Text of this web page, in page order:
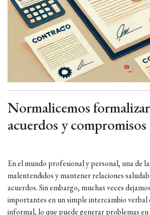
Normalicemos
acuerdos y compromisos
En el mundo profesional y personal, una de
malentendidos y mantener relaciones
acuerdos. Sin embargo, muchas veces
importantes en un simple intercambio verbal
informal, lo que puede generar problemas